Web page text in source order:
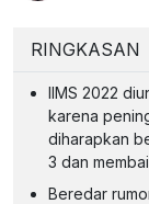
RINGKASAN
IIMS 2022
karena
diharapkan
3 dan
Beredar